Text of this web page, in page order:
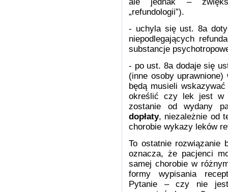
„refundologii”).
- uchyla się ust. 8a
niepodlegających
substancje
- po ust. 8a dodaje się
(inne osoby
będą musieli
określić czy lek jest w
zostanie od wydany
dopłaty, niezależnie od
chorobie wykazy leków
To ostatnie rozwiązanie
oznacza, że pacjenci
samej chorobie w
formy wypisania
Pytanie – czy nie jest